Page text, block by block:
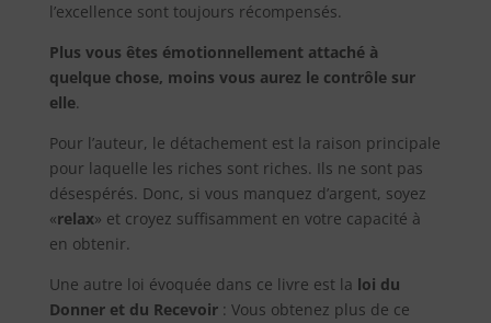
l’excellence sont toujours récompensés.
Plus vous êtes émotionnellement attaché à
quelque chose, moins vous aurez le contrôle sur
elle.
Pour l’auteur, le détachement est la raison principale
pour laquelle les riches sont riches. Ils ne sont pas
désespérés. Donc, si vous manquez d’argent, soyez
«relax» et croyez suffisamment en votre capacité à
en obtenir.
Une autre loi évoquée dans ce livre est la loi du
Donner et du Recevoir: Vous obtenez plus de ce